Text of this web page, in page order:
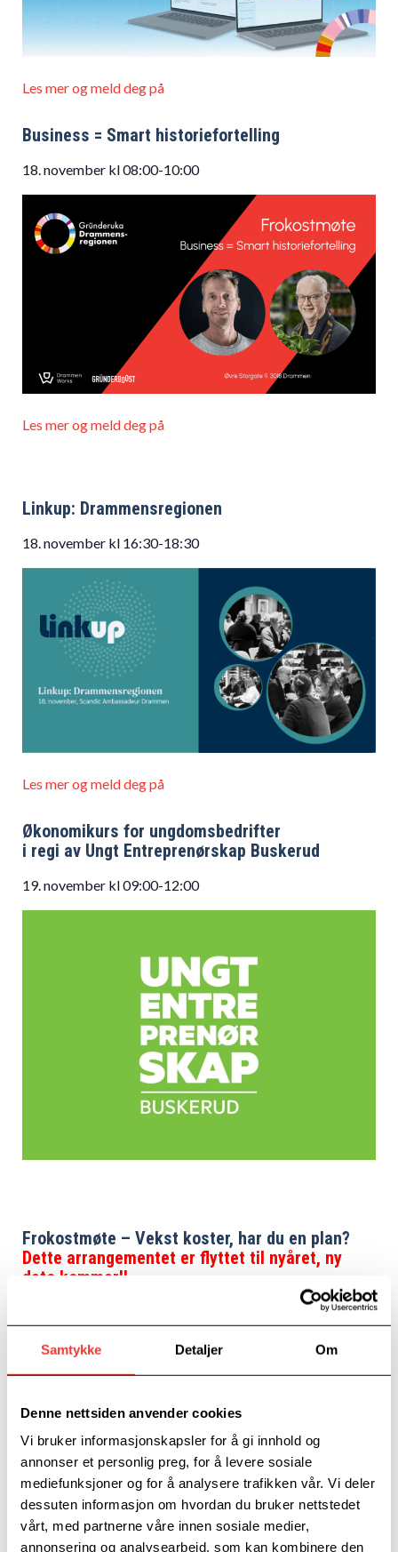
Samtykke Detaljer Om
Denne nettsiden anvender cookies
Vi bruker informasjonskapsler for å gi innhold og
annonser et personlig preg, for å levere sosiale
mediefunksjoner og for å analysere trafikken vår. Vi deler
dessuten informasjon om hvordan du bruker nettstedet
vårt, med partnerne våre innen sosiale medier,
annonsering og analysearbeid, som kan kombinere den
Les mer og meld deg på
Business = Smart historiefortelling
18. november kl 08:00-10:00
Les mer og meld deg på
Linkup: Drammensregionen
18. november kl 16:30-18:30
Les mer og meld deg på
Økonomikurs for ungdomsbedrifter
i regi av Ungt Entreprenørskap Buskerud
19. november kl 09:00-12:00
Frokostmøte – Vekst koster, har du en plan?
Dette arrangementet er flyttet til nyåret, ny
dato kommer!!